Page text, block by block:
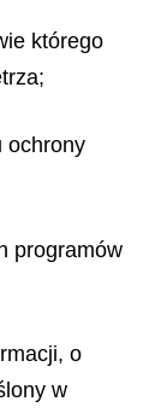
którego
ochrony
programów
o
w